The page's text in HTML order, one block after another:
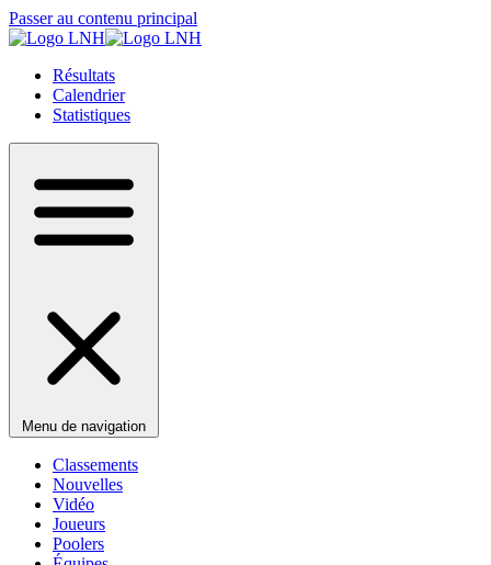
Passer au contenu principal
Résultats
Calendrier
Statistiques
Menu de navigation
Classements
Nouvelles
Vidéo
Joueurs
Poolers